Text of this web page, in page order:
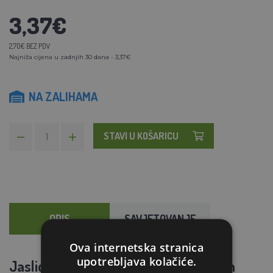
3,37€
2,70€ BEZ PDV
Najniža cijena u zadnjih 30 dana - 3,37€
NA ZALIHAMA
STAVI U KOŠARICU
OPIS SAVJETOVANJE
Jaslice za sijeno, za kuniće, sa bočnim
Ova internetska stranica
upotrebljava kolačiće.